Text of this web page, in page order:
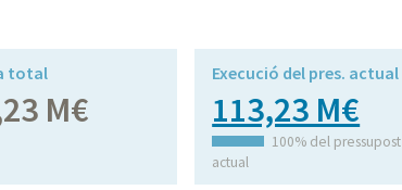
total
M€
Execució del pres. actual
113,23 M€
100% del pressupost
actual